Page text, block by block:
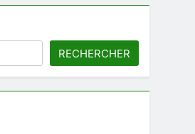
RECHERCHER